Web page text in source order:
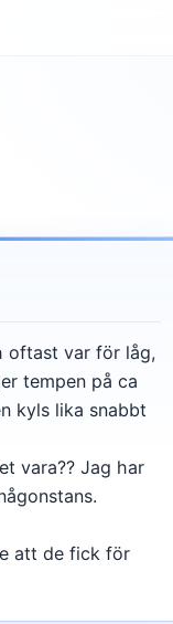
oftast var för låg,
tempen på ca
kyls lika snabbt
vara?? Jag har
att de fick för